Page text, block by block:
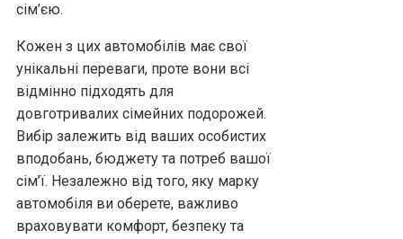
сім’єю.
Кожен з цих автомобілів має свої
унікальні переваги, проте вони всі
відмінно підходять для
довготривалих сімейних подорожей.
Вибір залежить від ваших особистих
вподобань, бюджету та потреб вашої
сім’ї. Незалежно від того, яку марку
автомобіля ви оберете, важливо
враховувати комфорт, безпеку та